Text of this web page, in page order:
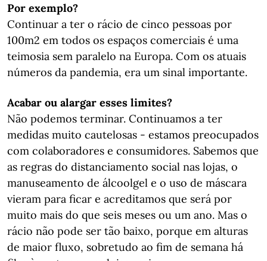
Por exemplo?
Continuar a ter o rácio de cinco pessoas por
100m2 em todos os espaços comerciais é uma
teimosia sem paralelo na Europa. Com os atuais
números da pandemia, era um sinal importante.
Acabar ou alargar esses limites?
Não podemos terminar. Continuamos a ter
medidas muito cautelosas - estamos preocupados
com colaboradores e consumidores. Sabemos que
as regras do distanciamento social nas lojas, o
manuseamento de álcoolgel e o uso de máscara
vieram para ficar e acreditamos que será por
muito mais do que seis meses ou um ano. Mas o
rácio não pode ser tão baixo, porque em alturas
de maior fluxo, sobretudo ao fim de semana há